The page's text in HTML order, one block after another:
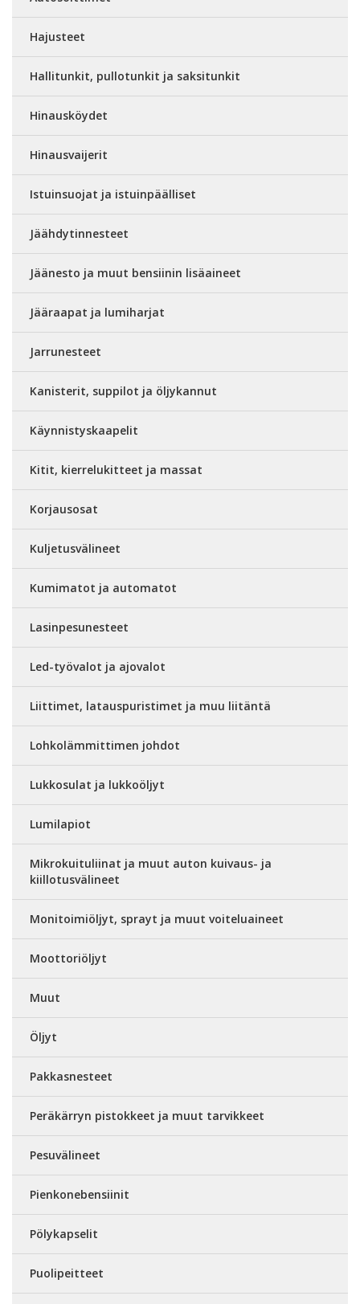
Hajusteet
Hallitunkit, pullotunkit ja saksitunkit
Hinausköydet
Hinausvaijerit
Istuinsuojat ja istuinpäälliset
Jäähdytinnesteet
Jäänesto ja muut bensiinin lisäaineet
Jääraapat ja lumiharjat
Jarrunesteet
Kanisterit, suppilot ja öljykannut
Käynnistyskaapelit
Kitit, kierrelukitteet ja massat
Korjausosat
Kuljetusvälineet
Kumimatot ja automatot
Lasinpesunesteet
Led-työvalot ja ajovalot
Liittimet, latauspuristimet ja muu liitäntä
Lohkolämmittimen johdot
Lukkosulat ja lukkoöljyt
Lumilapiot
Mikrokuituliinat ja muut auton kuivaus- ja
kiillotusvälineet
Monitoimiöljyt, sprayt ja muut voiteluaineet
Moottoriöljyt
Muut
Öljyt
Pakkasnesteet
Peräkärryn pistokkeet ja muut tarvikkeet
Pesuvälineet
Pienkonebensiinit
Pölykapselit
Puolipeitteet